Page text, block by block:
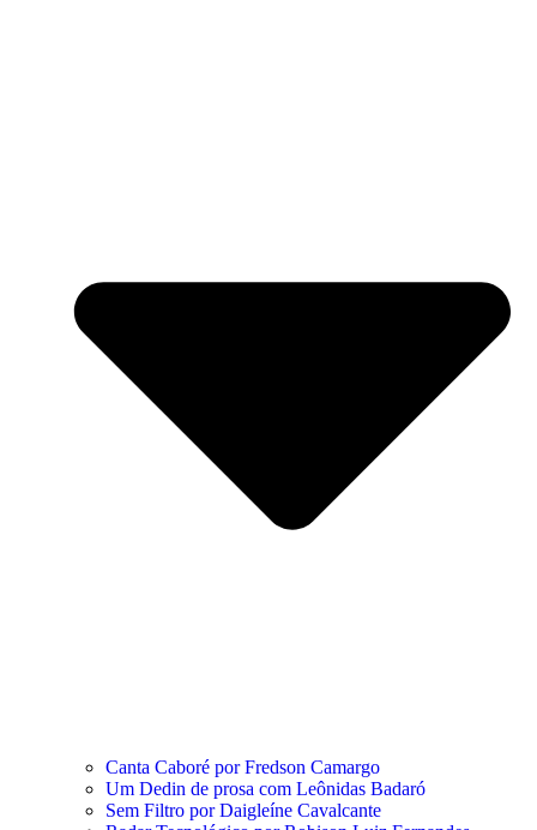
Canta Caboré por Fredson Camargo
Um Dedin de prosa com Leônidas Badaró
Sem Filtro por Daigleíne Cavalcante